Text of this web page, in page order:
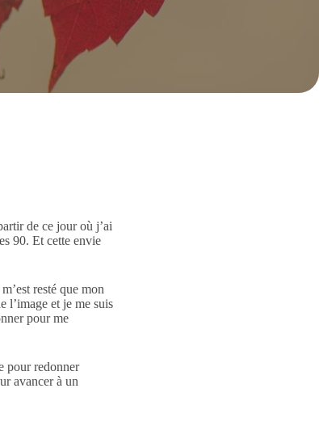
de ce jour où j’ai
90. Et cette envie
resté que mon
l’image et je me suis
pour me
pour redonner
avancer à un